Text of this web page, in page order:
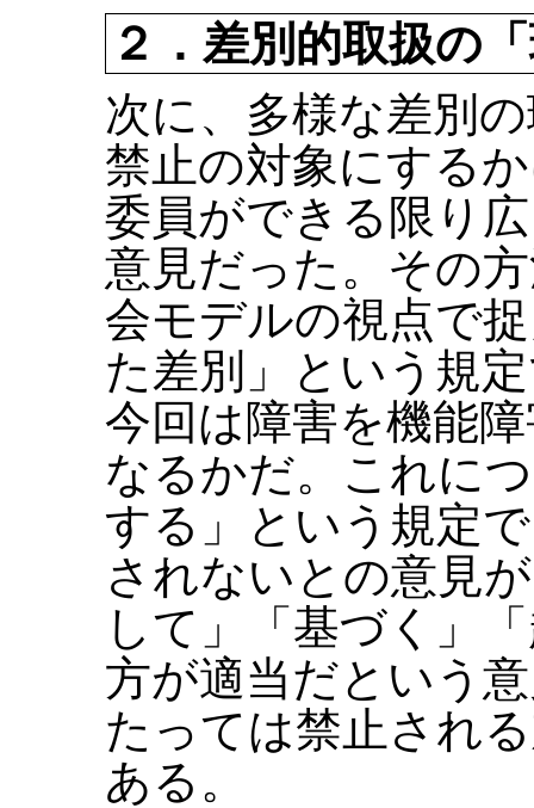
２．差別的取扱の
次に、多様な差別
禁止の対象にする
委員ができる限り
意見だった。その
会モデルの視点で
た差別」という規
今回は障害を機能
なるかだ。これに
する」という規定
されないとの意見
して」「基づく」
方が適当だという
たっては禁止され
ある。